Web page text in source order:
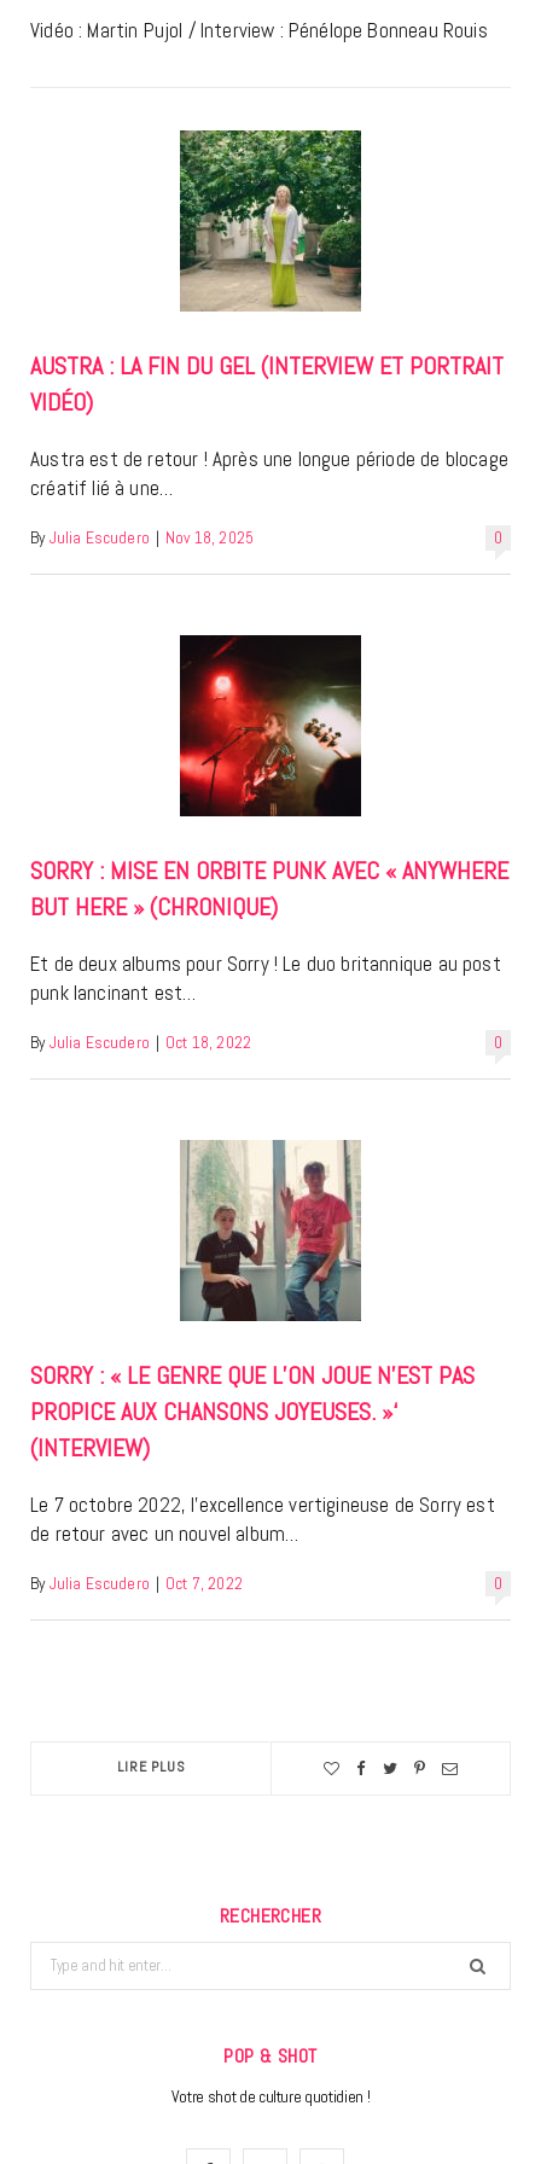
Vidéo : Martin Pujol / Interview : Pénélope Bonneau Rouis
AUSTRA : LA FIN DU GEL (INTERVIEW ET PORTRAIT
VIDÉO)
Austra est de retour ! Après une longue période de blocage
créatif lié à une…
0
By Julia Escudero | Nov 18, 2025
SORRY : MISE EN ORBITE PUNK AVEC « ANYWHERE
BUT HERE » (CHRONIQUE)
Et de deux albums pour Sorry ! Le duo britannique au post
punk lancinant est…
0
By Julia Escudero | Oct 18, 2022
SORRY : « LE GENRE QUE L’ON JOUE N’EST PAS
PROPICE AUX CHANSONS JOYEUSES. »‘
(INTERVIEW)
Le 7 octobre 2022, l’excellence vertigineuse de Sorry est
de retour avec un nouvel album…
0
By Julia Escudero | Oct 7, 2022
LIRE PLUS
RECHERCHER
Search
for:
POP & SHOT
Votre shot de culture quotidien !